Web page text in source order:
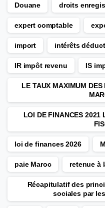
Douane droits
expert comptable
import intérêts
IR impôt revenu IS
LE TAUX MAXIMUM
LOI DE FINANCES 2021
loi de finances 2026
paie Maroc retenue à
Récapitulatif des
sociales par